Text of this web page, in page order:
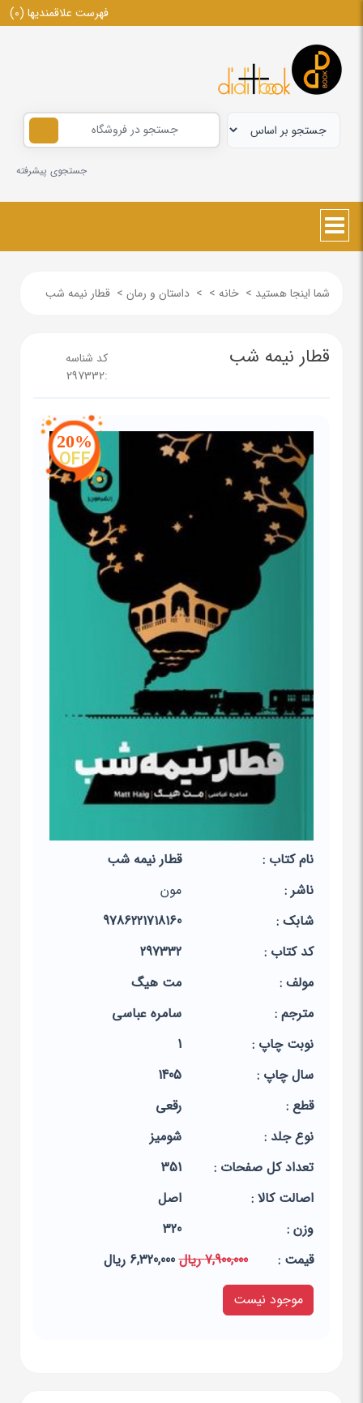
فهرست علاقمندیها (0)
جستجوی پیشرفته
شما اینجا هستید > خانه >
> داستان و رمان > قطار نیمه شب
قطار نیمه شب
کد شناسه
:
297332
20%
OFF
نام کتاب :
قطار نیمه شب
ناشر :
مون
شابک :
9786221718160
کد کتاب :
297332
مولف :
مت هیگ
مترجم :
سامره عباسی
نوبت چاپ :
1
سال چاپ :
1405
قطع :
رقعی
نوع جلد :
شومیز
تعداد کل صفحات :
351
اصالت کالا :
اصل
وزن :
320
قيمت :
7,900,000 ریال
6,320,000 ریال
موجود نیست